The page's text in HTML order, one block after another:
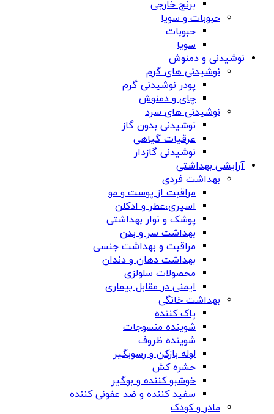
برنج خارجی
حبوبات و سویا
حبوبات
سویا
نوشیدنی و دمنوش
نوشیدنی های گرم
پودر نوشیدنی گرم
چای و دمنوش
نوشیدنی های سرد
نوشیدنی بدون گاز
عرقیات گیاهی
نوشیدنی گازدار
آرایشی بهداشتی
بهداشت فردی
مراقبت از پوست و مو
اسپری،عطر و ادکلن
پوشک و نوار بهداشتی
بهداشت سر و بدن
مراقبت و بهداشت جنسی
بهداشت دهان و دندان
محصولات سلولزی
ایمنی در مقابل بیماری
بهداشت خانگی
پاک کننده
شوینده منسوجات
شوینده ظروف
لوله بازکن و رسوبگیر
حشره کش
خوشبو کننده و بوگیر
سفید کننده و ضد عفونی کننده
مادر و کودک